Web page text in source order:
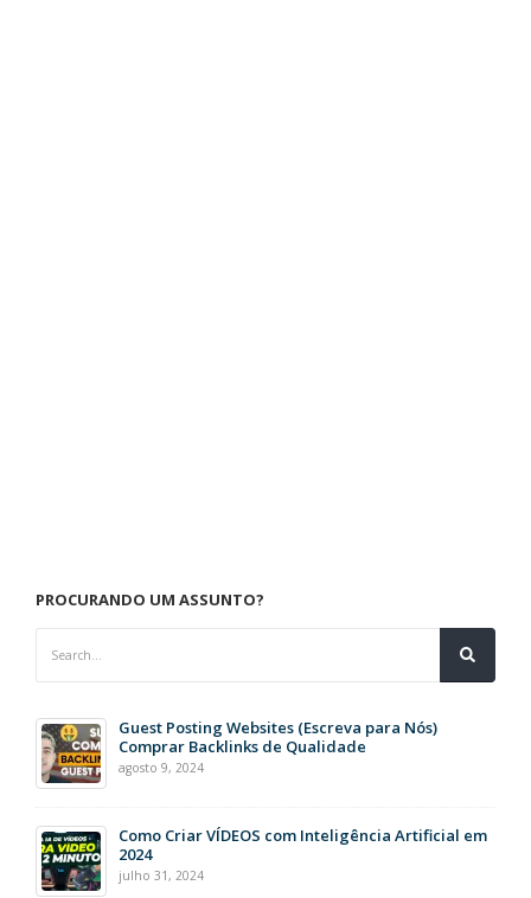
PROCURANDO UM ASSUNTO?
Guest Posting Websites (Escreva para Nós)
Comprar Backlinks de Qualidade
agosto 9, 2024
Como Criar VÍDEOS com Inteligência Artificial em
2024
julho 31, 2024